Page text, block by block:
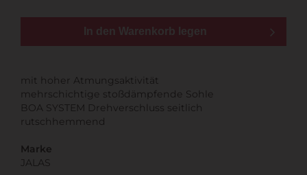
In den Warenkorb legen
mit hoher Atmungsaktivität
mehrschichtige stoßdämpfende Sohle
BOA SYSTEM Drehverschluss seitlich
rutschhemmend
Marke
JALAS